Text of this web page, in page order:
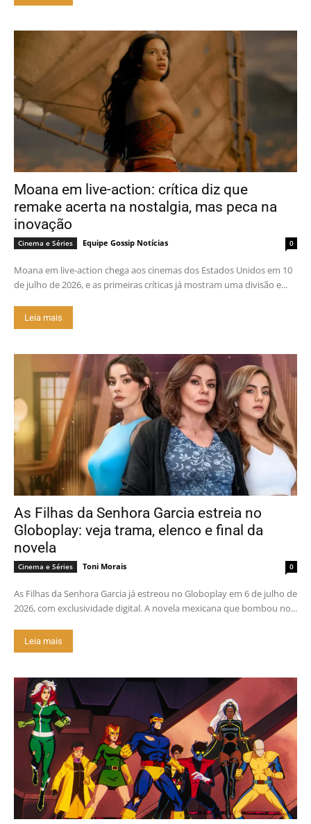
Moana em live-action: crítica diz que
remake acerta na nostalgia, mas peca na
inovação
Cinema e Séries Equipe Gossip Notícias 0
Moana em live-action chega aos cinemas dos Estados Unidos em 10
de julho de 2026, e as primeiras críticas já mostram uma divisão e...
Leia mais
As Filhas da Senhora Garcia estreia no
Globoplay: veja trama, elenco e final da
novela
Cinema e Séries Toni Morais 0
As Filhas da Senhora Garcia já estreou no Globoplay em 6 de julho de
2026, com exclusividade digital. A novela mexicana que bombou no...
Leia mais